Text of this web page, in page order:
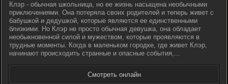
Клэр - обычная школьница, но ее жизнь насыщена необычными
приключениями. Она потеряла своих родителей и теперь живет с
бабушкой и дедушкой, которые являются ее единственными
близкими. Но Клэр не просто обычная девушка, она обладает
необыкновенной силой и мужеством, которые проявляются в
трудные моменты. Когда в маленьком городке, где живет Клэр,
начинают происходить странные и опасные события,...
Смотреть онлайн